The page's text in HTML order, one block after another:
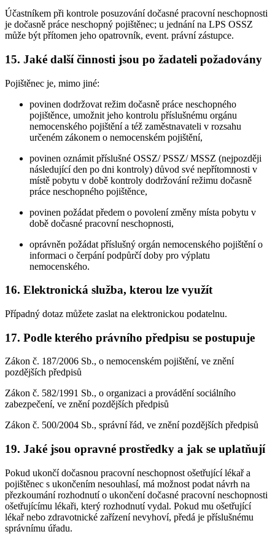
Účastníkem při kontrole posuzování dočasné pracovní neschopnosti
je dočasně práce neschopný pojištěnec; u jednání na LPS OSSZ
může být přítomen jeho opatrovník, event. právní zástupce.
15. Jaké další činnosti jsou po žadateli požadovány
Pojištěnec je, mimo jiné:
povinen dodržovat režim dočasně práce neschopného
pojištěnce, umožnit jeho kontrolu příslušnému orgánu
nemocenského pojištění a též zaměstnavateli v rozsahu
určeném zákonem o nemocenském pojištění,
povinen oznámit příslušné OSSZ/ PSSZ/ MSSZ (nejpozději
následující den po dni kontroly) důvod své nepřítomnosti v
místě pobytu v době kontroly dodržování režimu dočasně
práce neschopného pojištěnce,
povinen požádat předem o povolení změny místa pobytu v
době dočasné pracovní neschopnosti,
oprávněn požádat příslušný orgán nemocenského pojištění o
informaci o čerpání podpůrčí doby pro výplatu
nemocenského.
16. Elektronická služba, kterou lze využít
Případný dotaz můžete zaslat na elektronickou podatelnu.
17. Podle kterého právního předpisu se postupuje
Zákon č. 187/2006 Sb., o nemocenském pojištění, ve znění
pozdějších předpisů
Zákon č. 582/1991 Sb., o organizaci a provádění sociálního
zabezpečení, ve znění pozdějších předpisů
Zákon č. 500/2004 Sb., správní řád, ve znění pozdějších předpisů
19. Jaké jsou opravné prostředky a jak se uplatňují
Pokud ukončí dočasnou pracovní neschopnost ošetřující lékař a
pojištěnec s ukončením nesouhlasí, má možnost podat návrh na
přezkoumání rozhodnutí o ukončení dočasné pracovní neschopnosti
ošetřujícímu lékaři, který rozhodnutí vydal. Pokud mu ošetřující
lékař nebo zdravotnické zařízení nevyhoví, předá je příslušnému
správnímu úřadu.